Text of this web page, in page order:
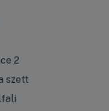
2
szett